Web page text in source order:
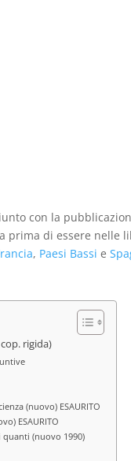
con la
prima di essere nelle
, Paesi Bassi e
rigida)
(nuovo) ESAURITO
ESAURITO
(nuovo 1990)